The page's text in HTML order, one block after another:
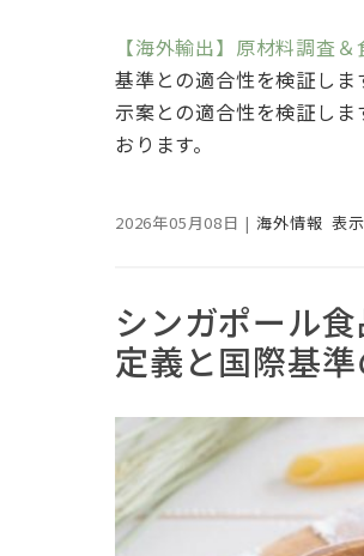
【海外輸出】原材料調査
基準との適合性を検証し
示案との適合性を検証し
おります。
2026年05月08日 | 海外情報 表
シンガポール
定義と国際基